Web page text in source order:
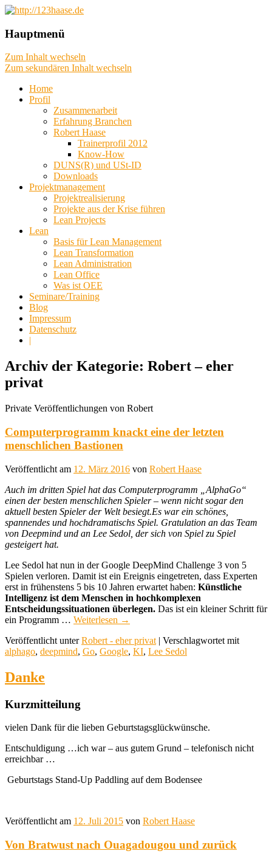
http://123haase.de
planen, das unmögliche denken
Hauptmenü
Zum Inhalt wechseln
Zum sekundären Inhalt wechseln
Home
Profil
Zusammenarbeit
Erfahrung Branchen
Robert Haase
Trainerprofil 2012
Know-How
DUNS(R) und USt-ID
Downloads
Projektmanagement
Projektrealisierung
Projekte aus der Krise führen
Lean Projects
Lean
Basis für Lean Management
Lean Transformation
Lean Administration
Lean Office
Was ist OEE
Seminare/Training
Blog
Impressum
Datenschutz
|
Archiv der Kategorie: Robert – eher
privat
Private Veröffentlichungen von Robert
Computerprogramm knackt eine der letzten
menschlichen Bastionen
Veröffentlicht am 12. März 2016 von Robert Haase
Auch im dritten Spiel hat das Computerprogramm „AlphaGo“
einen der besten menschlichen Spieler – wenn nicht sogar den
aktuell besten Spieler der Welt besiegt.Es war ein schönes,
spannendes und hochdramatischs Spiel. Gratulation an das Team
von Deepmind und an Lee Sedol, der sich von Spiel zu Spiel
gesteigert hat.
Lee Sedol hat nun in der Google DeepMind Challenge 3 von 5
Spielen verloren. Damit ist ein Ereignis eingetreten, dass Experten
erst in frühenstens 5 bis 10 Jahren erwartet haben: Künstliche
Intelligenz ist dem Menschen in hochkomplexen
Entscheidungssituationen überlegen. Das ist ein kleiner Schritt für
ein Programm … Weiterlesen →
Veröffentlicht unter Robert - eher privat | Verschlagwortet mit
alphago, deepmind, Go, Google, KI, Lee Sedol
Danke
Kurzmitteilung
vielen Dank für die lieben Geburtstagsglückwünsche.
Entschuldigung …ich war – aus gutem Grund – telefonisch nicht
erreichbar …
Geburtstags Stand-Up Paddling auf dem Bodensee
Veröffentlicht am 12. Juli 2015 von Robert Haase
Von Bratwust nach Ouagadougou und zurück